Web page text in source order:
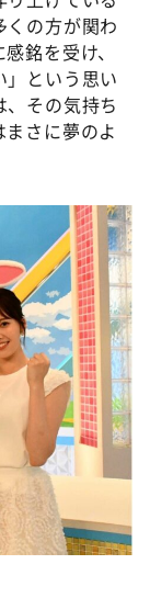
の方が関わ
銘を受け、
」という思い
その気持ち
さに夢のよ